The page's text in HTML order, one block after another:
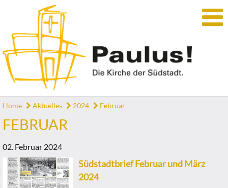
Home Aktuelles 2024 Februar
FEBRUAR
02. Februar 2024
Südstadtbrief Februar und März
2024